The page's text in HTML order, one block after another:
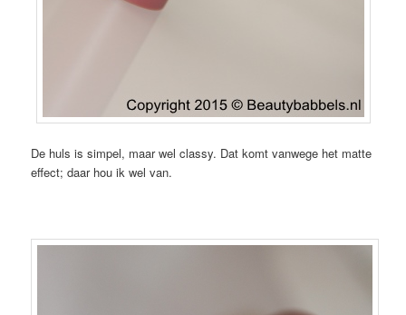
De huls is simpel, maar wel classy. Dat komt vanwege het matte
effect; daar hou ik wel van.